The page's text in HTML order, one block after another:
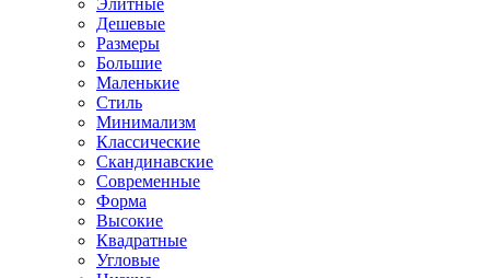
Элитные
Дешевые
Размеры
Большие
Маленькие
Стиль
Минимализм
Классические
Скандинавские
Современные
Форма
Высокие
Квадратные
Угловые